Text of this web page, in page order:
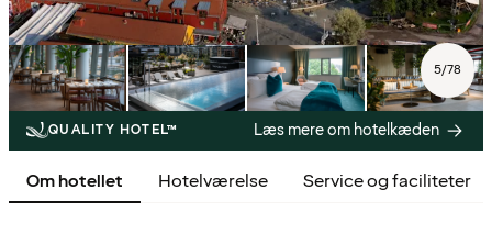
5/78
QUALITY HOTEL™ Læs mere om hotelkæden
Om hotellet Hotelværelse Service og faciliteter